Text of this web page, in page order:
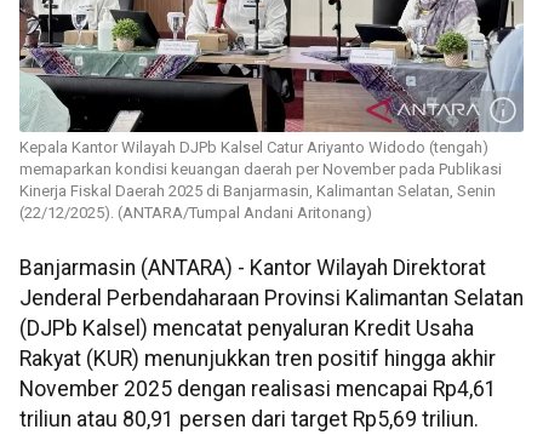
Kepala Kantor Wilayah DJPb Kalsel Catur Ariyanto Widodo (tengah)
memaparkan kondisi keuangan daerah per November pada Publikasi
Kinerja Fiskal Daerah 2025 di Banjarmasin, Kalimantan Selatan, Senin
(22/12/2025). (ANTARA/Tumpal Andani Aritonang)
Banjarmasin (ANTARA) - Kantor Wilayah Direktorat
Jenderal Perbendaharaan Provinsi Kalimantan Selatan
(DJPb Kalsel) mencatat penyaluran Kredit Usaha
Rakyat (KUR) menunjukkan tren positif hingga akhir
November 2025 dengan realisasi mencapai Rp4,61
triliun atau 80,91 persen dari target Rp5,69 triliun.